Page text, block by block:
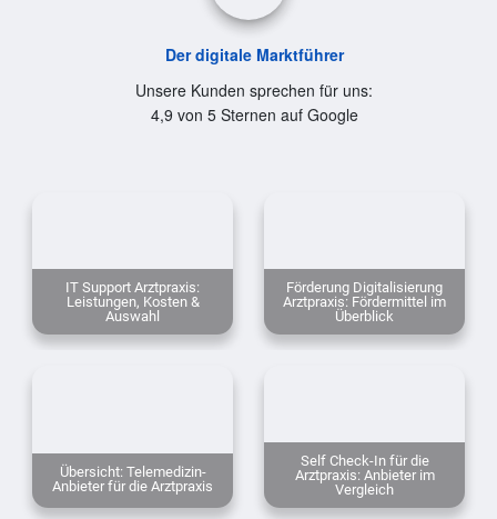
Der digitale Marktführer
Unsere Kunden sprechen für uns:
4,9 von 5 Sternen auf Google
IT Support Arztpraxis:
Leistungen, Kosten &
Auswahl
Förderung Digitalisierung
Arztpraxis: Fördermittel im
Überblick
Übersicht: Telemedizin-
Anbieter für die Arztpraxis
Self Check-In für die
Arztpraxis: Anbieter im
Vergleich